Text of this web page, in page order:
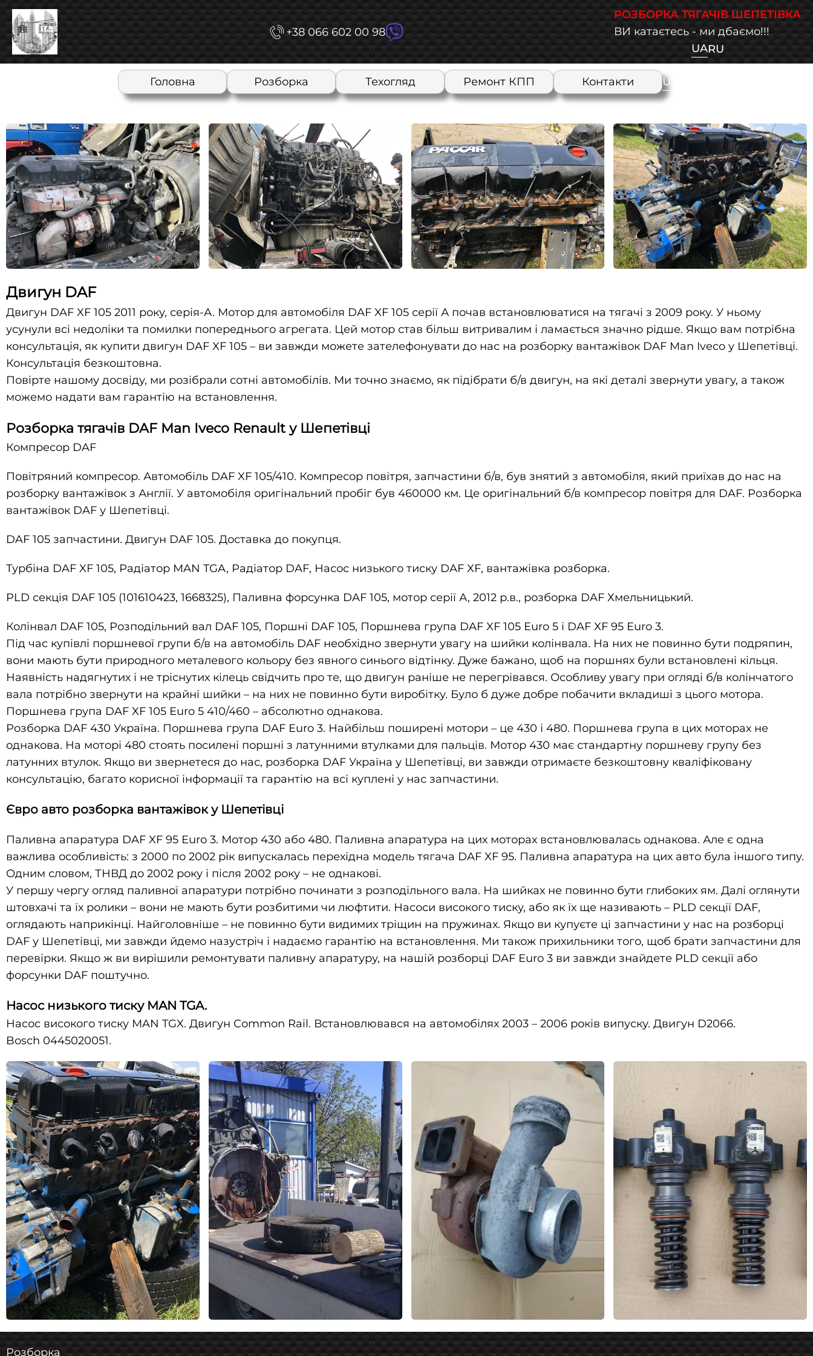
+38 066 602 00 98
РОЗБОРКА ТЯГАЧІВ ШЕПЕТІВКА
ВИ катаєтесь - ми дбаємо!!!
UARU
Головна Розборка Техогляд Ремонт КПП Контакти UA
Двигун DAF
Двигун DAF XF 105 2011 року, серія-А. Мотор для автомобіля DAF XF 105 серії А почав встановлюватися на тягачі з 2009 року. У ньому
усунули всі недоліки та помилки попереднього агрегата. Цей мотор став більш витривалим і ламається значно рідше. Якщо вам потрібна
консультація, як купити двигун DAF XF 105 – ви завжди можете зателефонувати до нас на розборку вантажівок DAF Man Iveco у Шепетівці.
Консультація безкоштовна.
Повірте нашому досвіду, ми розібрали сотні автомобілів. Ми точно знаємо, як підібрати б/в двигун, на які деталі звернути увагу, а також
можемо надати вам гарантію на встановлення.
Розборка тягачів DAF Man Iveco Renault у Шепетівці
Компресор DAF
Повітряний компресор. Автомобіль DAF XF 105/410. Компресор повітря, запчастини б/в, був знятий з автомобіля, який приїхав до нас на
розборку вантажівок з Англії. У автомобіля оригінальний пробіг був 460000 км. Це оригінальний б/в компресор повітря для DAF. Розборка
вантажівок DAF у Шепетівці.
DAF 105 запчастини. Двигун DAF 105. Доставка до покупця.
Турбіна DAF XF 105, Радіатор MAN TGA, Радіатор DAF, Насос низького тиску DAF XF, вантажівка розборка.
PLD секція DAF 105 (101610423, 1668325), Паливна форсунка DAF 105, мотор серії А, 2012 р.в., розборка DAF Хмельницький.
Колінвал DAF 105, Розподільний вал DAF 105, Поршні DAF 105, Поршнева група DAF XF 105 Euro 5 і DAF XF 95 Euro 3.
Під час купівлі поршневої групи б/в на автомобіль DAF необхідно звернути увагу на шийки колінвала. На них не повинно бути подряпин,
вони мають бути природного металевого кольору без явного синього відтінку. Дуже бажано, щоб на поршнях були встановлені кільця.
Наявність надягнутих і не тріснутих кілець свідчить про те, що двигун раніше не перегрівався. Особливу увагу при огляді б/в колінчатого
вала потрібно звернути на крайні шийки – на них не повинно бути виробітку. Було б дуже добре побачити вкладиші з цього мотора.
Поршнева група DAF XF 105 Euro 5 410/460 – абсолютно однакова.
Розборка DAF 430 Україна. Поршнева група DAF Euro 3. Найбільш поширені мотори – це 430 і 480. Поршнева група в цих моторах не
однакова. На моторі 480 стоять посилені поршні з латунними втулками для пальців. Мотор 430 має стандартну поршневу групу без
латунних втулок. Якщо ви звернетеся до нас, розборка DAF Україна у Шепетівці, ви завжди отримаєте безкоштовну кваліфіковану
консультацію, багато корисної інформації та гарантію на всі куплені у нас запчастини.
Євро авто розборка вантажівок у Шепетівці
Паливна апаратура DAF XF 95 Euro 3. Мотор 430 або 480. Паливна апаратура на цих моторах встановлювалась однакова. Але є одна
важлива особливість: з 2000 по 2002 рік випускалась перехідна модель тягача DAF XF 95. Паливна апаратура на цих авто була іншого типу.
Одним словом, ТНВД до 2002 року і після 2002 року – не однакові.
У першу чергу огляд паливної апаратури потрібно починати з розподільного вала. На шийках не повинно бути глибоких ям. Далі оглянути
штовхачі та їх ролики – вони не мають бути розбитими чи люфтити. Насоси високого тиску, або як їх ще називають – PLD секції DAF,
оглядають наприкінці. Найголовніше – не повинно бути видимих тріщин на пружинах. Якщо ви купуєте ці запчастини у нас на розборці
DAF у Шепетівці, ми завжди йдемо назустріч і надаємо гарантію на встановлення. Ми також прихильники того, щоб брати запчастини для
перевірки. Якщо ж ви вирішили ремонтувати паливну апаратуру, на нашій розборці DAF Euro 3 ви завжди знайдете PLD секції або
форсунки DAF поштучно.
Насос низького тиску MAN TGA.
Насос високого тиску MAN TGX. Двигун Common Rail. Встановлювався на автомобілях 2003 – 2006 років випуску. Двигун D2066.
Bosch 0445020051.
Розборка